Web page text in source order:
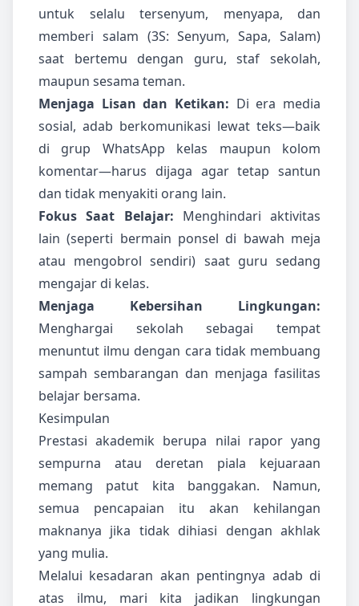
untuk selalu tersenyum, menyapa, dan
memberi salam (3S: Senyum, Sapa, Salam)
saat bertemu dengan guru, staf sekolah,
maupun sesama teman.
Menjaga Lisan dan Ketikan: Di era media
sosial, adab berkomunikasi lewat teks—baik
di grup WhatsApp kelas maupun kolom
komentar—harus dijaga agar tetap santun
dan tidak menyakiti orang lain.
Fokus Saat Belajar: Menghindari aktivitas
lain (seperti bermain ponsel di bawah meja
atau mengobrol sendiri) saat guru sedang
mengajar di kelas.
Menjaga Kebersihan Lingkungan:
Menghargai sekolah sebagai tempat
menuntut ilmu dengan cara tidak membuang
sampah sembarangan dan menjaga fasilitas
belajar bersama.
Kesimpulan
Prestasi akademik berupa nilai rapor yang
sempurna atau deretan piala kejuaraan
memang patut kita banggakan. Namun,
semua pencapaian itu akan kehilangan
maknanya jika tidak dihiasi dengan akhlak
yang mulia.
Melalui kesadaran akan pentingnya adab di
atas ilmu, mari kita jadikan lingkungan